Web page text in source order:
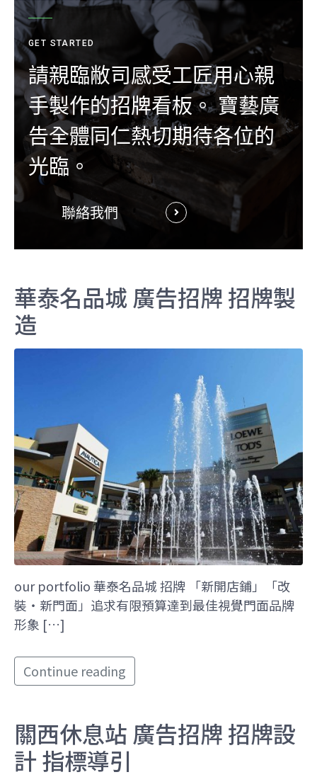
GET STARTED
請親臨敝司感受工匠用心親
手製作的招牌看板。 寶藝廣
告全體同仁熱切期待各位的
光臨。
聯絡我們
華泰名品城 廣告招牌 招牌製
造
our portfolio 華泰名品城 招牌 「新開店鋪」「改
裝‧新門面」追求有限預算達到最佳視覺門面品牌
形象 […]
Continue reading
關西休息站 廣告招牌 招牌設
計 指標導引